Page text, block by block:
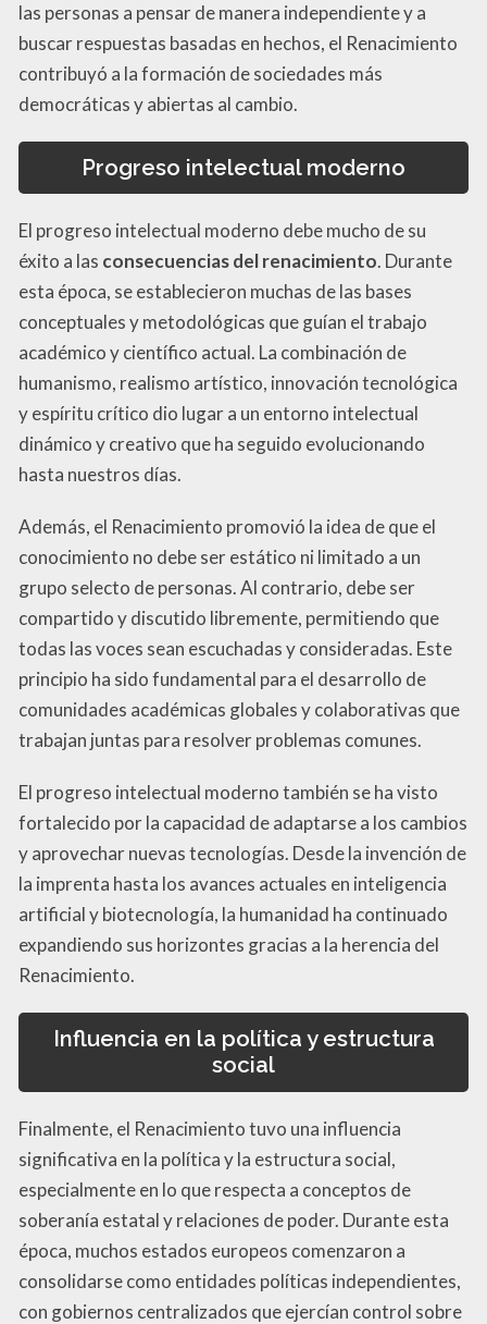
las personas a pensar de manera independiente y a
buscar respuestas basadas en hechos, el Renacimiento
contribuyó a la formación de sociedades más
democráticas y abiertas al cambio.
Progreso intelectual moderno
El progreso intelectual moderno debe mucho de su
éxito a las consecuencias del renacimiento. Durante
esta época, se establecieron muchas de las bases
conceptuales y metodológicas que guían el trabajo
académico y científico actual. La combinación de
humanismo, realismo artístico, innovación tecnológica
y espíritu crítico dio lugar a un entorno intelectual
dinámico y creativo que ha seguido evolucionando
hasta nuestros días.
Además, el Renacimiento promovió la idea de que el
conocimiento no debe ser estático ni limitado a un
grupo selecto de personas. Al contrario, debe ser
compartido y discutido libremente, permitiendo que
todas las voces sean escuchadas y consideradas. Este
principio ha sido fundamental para el desarrollo de
comunidades académicas globales y colaborativas que
trabajan juntas para resolver problemas comunes.
El progreso intelectual moderno también se ha visto
fortalecido por la capacidad de adaptarse a los cambios
y aprovechar nuevas tecnologías. Desde la invención de
la imprenta hasta los avances actuales en inteligencia
artificial y biotecnología, la humanidad ha continuado
expandiendo sus horizontes gracias a la herencia del
Renacimiento.
Influencia en la política y estructura
social
Finalmente, el Renacimiento tuvo una influencia
significativa en la política y la estructura social,
especialmente en lo que respecta a conceptos de
soberanía estatal y relaciones de poder. Durante esta
época, muchos estados europeos comenzaron a
consolidarse como entidades políticas independientes,
con gobiernos centralizados que ejercían control sobre